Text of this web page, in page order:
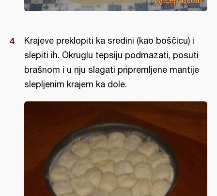
Krajeve preklopiti ka sredini (kao boščicu) i
slepiti ih. Okruglu tepsiju podmazati, posuti
brašnom i u nju slagati pripremljene mantije
slepljenim krajem ka dole.